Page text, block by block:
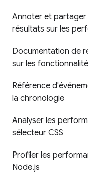
Annoter et partager
résultats sur les
Documentation de
sur les
Référence
la chronologie
Analyser les
sélecteur CSS
Profiler les
Node.js